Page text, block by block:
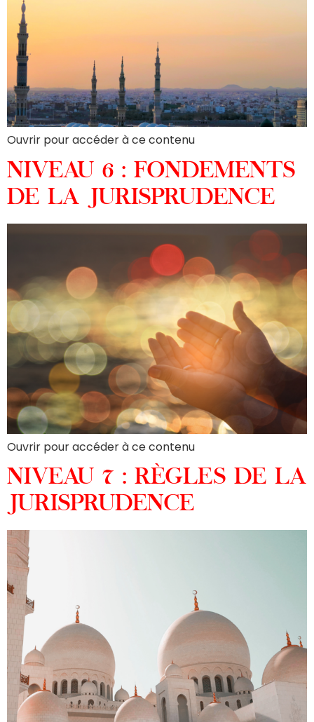
Ouvrir pour accéder à ce contenu
NIVEAU 6 : FONDEMENTS
DE LA JURISPRUDENCE
Ouvrir pour accéder à ce contenu
NIVEAU 7 : RÈGLES DE LA
JURISPRUDENCE